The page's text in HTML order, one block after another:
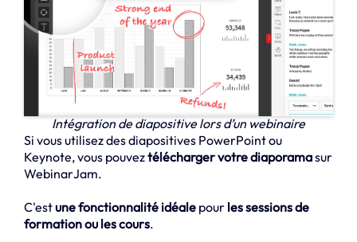
Intégration de diapositive lors d’un webinaire
Si vous utilisez des diapositives PowerPoint ou
Keynote, vous pouveztélécharger votre diaporamasur
WebinarJam.
C'estune fonctionnalité idéale pour les sessions de
formation ou les cours.